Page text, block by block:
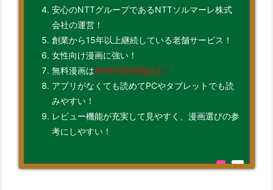
安心のNTTグループであるNTTソルマーレ株式
会社の運営！
創業から15年以上継続している老舗サービス！
女性向け漫画に強い！
無料漫画は約15000作品以上！
アプリがなくても読めてPCやタブレットでも読
みやすい！
レビュー機能が充実して見やすく、漫画選びの参
考にしやすい！